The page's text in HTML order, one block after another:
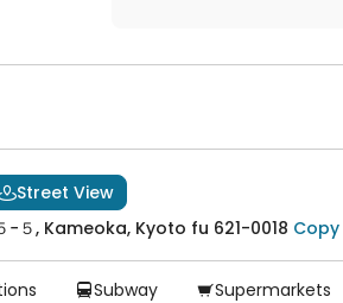
当該契約期間中において賃借
賃借人に当該契約における１
Street View
−５, Kameoka, Kyoto fu 621-0018 Copy
Subway Supermarkets